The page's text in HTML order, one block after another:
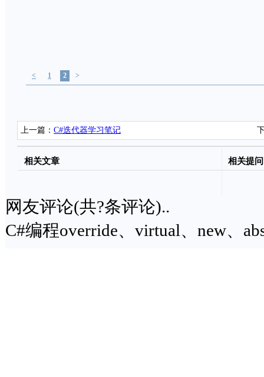
< 1 2 >
上一篇： C#迭代器学习笔记
相关文章 相关提问
网友评论(共?条评论)..
C#编程override、virtual、new、